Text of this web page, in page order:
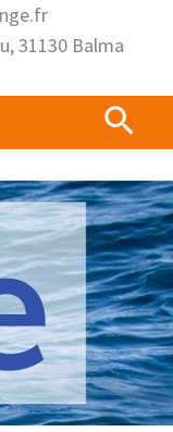
31130 Balma